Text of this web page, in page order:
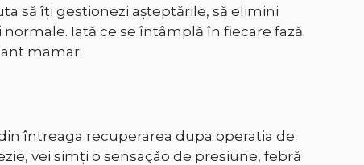
să îți gestionezi așteptările, să elimini
Iată ce se întâmplă în fiecare fază
mamar:
întreaga recuperarea dupa operatia de
vei simți o sensação de presiune, febră